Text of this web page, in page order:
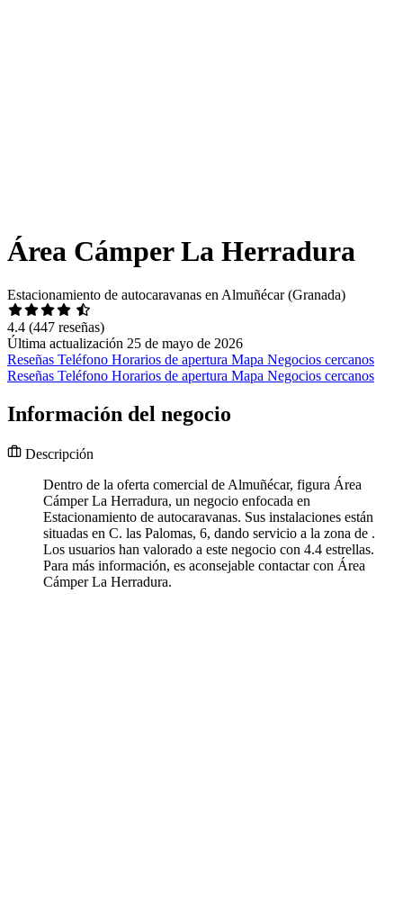
Área Cámper La Herradura
Estacionamiento de autocaravanas en Almuñécar (Granada)
4.4 (447 reseñas)
Última actualización 25 de mayo de 2026
Reseñas Teléfono Horarios de apertura Mapa Negocios cercanos
Reseñas Teléfono Horarios de apertura Mapa Negocios cercanos
Información del negocio
Descripción
Dentro de la oferta comercial de Almuñécar, figura Área
Cámper La Herradura, un negocio enfocada en
Estacionamiento de autocaravanas. Sus instalaciones están
situadas en C. las Palomas, 6, dando servicio a la zona de .
Los usuarios han valorado a este negocio con 4.4 estrellas.
Para más información, es aconsejable contactar con Área
Cámper La Herradura.